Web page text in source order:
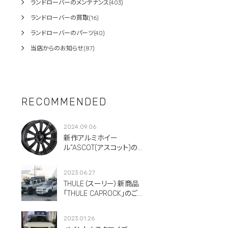
ランドローバーのメンテナンス(403)
ランドローバーの買取(16)
ランドローバーのパーツ(40)
当店からのお知らせ(87)
RECOMMENDED
2024.09.06
新作アルミホイー
ル”ASCOT(アスコット)のご
2023.06.27
THULE（スーリー）新商品
「THULE CAPROCK」のご紹
2023.01.26